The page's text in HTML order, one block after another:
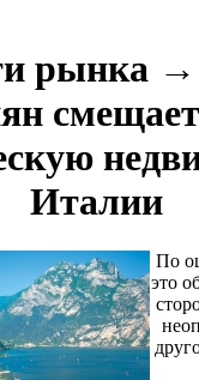
рынка →
Италии
По
это